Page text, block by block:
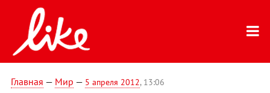
Главная — Мир — 5 апреля 2012, 13:06